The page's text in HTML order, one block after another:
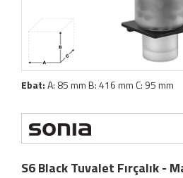
Ebat:A: 85 mm B: 416 mm C: 95 mm
S6 Black Tuvalet Fırçalık -